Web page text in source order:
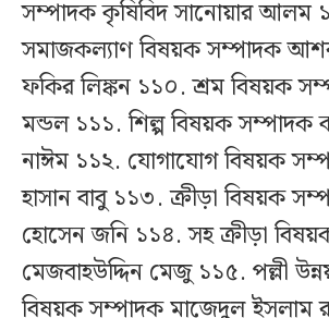
সম্পাদক কৃষিবিদ সানোয়ার আলম
সমাজকল্যাণ বিষয়ক সম্পাদক
ফকির লিঙ্কন ১১০. শ্রম বিষয়ক
মন্ডল ১১১. শিল্প বিষয়ক সম্পাদক
নাঈম ১১২. যোগাযোগ বিষয়ক
হাসান বাবু ১১৩. ক্রীড়া বিষয়ক
হোসেন জনি ১১৪. সহ ক্রীড়া
মেজবাহউদ্দিন মেজু ১১৫. পল্লী
বিষয়ক সম্পাদক মাজেদুল